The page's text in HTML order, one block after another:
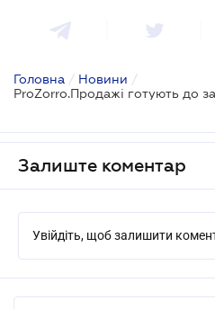
Головна / Новини /
ProZorro.Продажі готують до
Залиште коментар
Увійдіть, щоб залишити